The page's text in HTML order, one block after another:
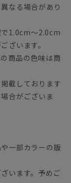
なる場合があり
1.0cm～2.0cm
ざいます。
商品の色味は商
載しております
合がございま
一部カラーの販
います。予めご